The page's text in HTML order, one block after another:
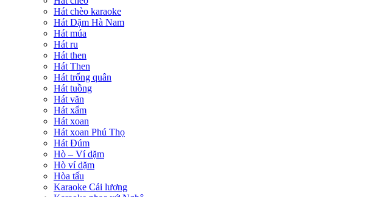
Hát chèo karaoke
Hát Dặm Hà Nam
Hát múa
Hát ru
Hát then
Hát Then
Hát trống quân
Hát tuồng
Hát văn
Hát xẩm
Hát xoan
Hát xoan Phú Thọ
Hát Đúm
Hò – Ví dặm
Hò ví dặm
Hòa tấu
Karaoke Cải lương